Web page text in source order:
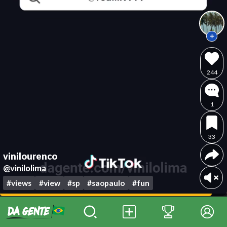
vinilourenco
@vinilolima
#views #view #sp #saopaulo #fun
244
1
33